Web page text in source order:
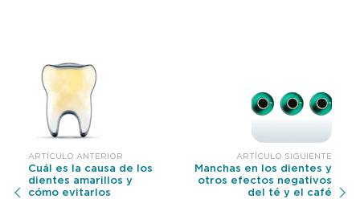
Cuál es la causa de los
dientes amarillos y
cómo evitarlos
Manchas en los dientes y
otros efectos negativos
del té y el café